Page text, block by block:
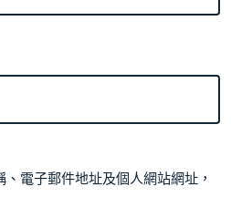
、電子郵件地址及個人網站網址，